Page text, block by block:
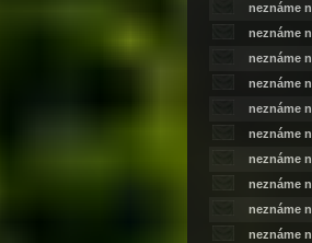
neznáme
neznáme
neznáme
neznáme
neznáme
neznáme
neznáme
neznáme
neznáme
neznáme